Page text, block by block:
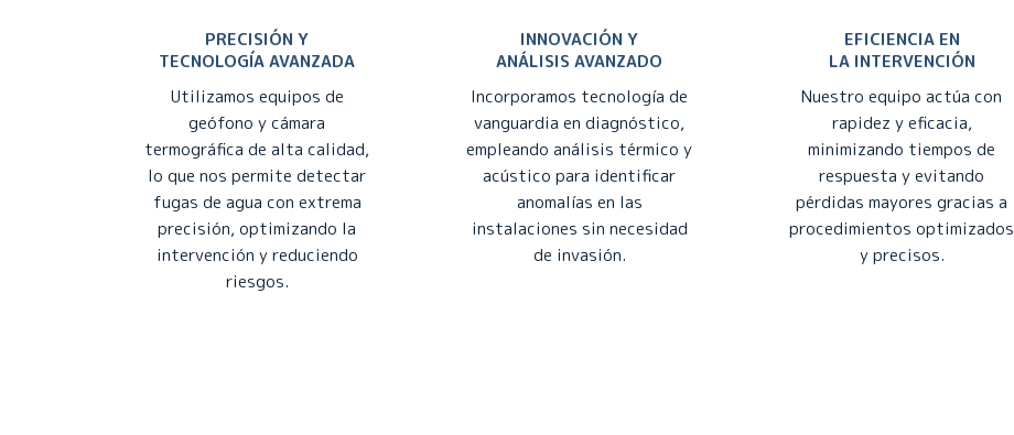
PRECISIÓN Y
TECNOLOGÍA AVANZADA
Utilizamos equipos de
geófono y cámara
termográfica de alta calidad,
lo que nos permite detectar
fugas de agua con extrema
precisión, optimizando la
intervención y reduciendo
riesgos.
INNOVACIÓN Y
ANÁLISIS AVANZADO
Incorporamos tecnología de
vanguardia en diagnóstico,
empleando análisis térmico y
acústico para identificar
anomalías en las
instalaciones sin necesidad
de invasión.
EFICIENCIA EN
LA INTERVENCIÓN
Nuestro equipo actúa con
rapidez y eficacia,
minimizando tiempos de
respuesta y evitando
pérdidas mayores gracias a
procedimientos optimizados
y precisos.